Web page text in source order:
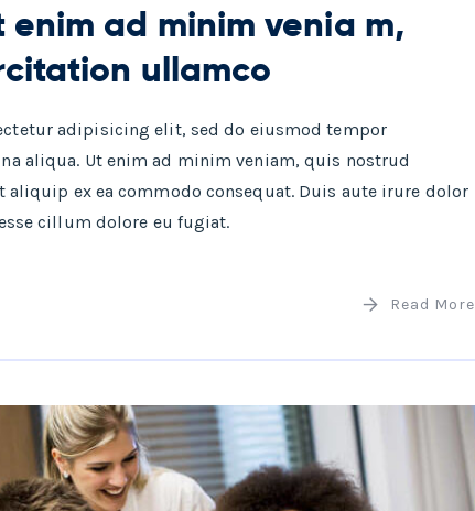
ad minim venia m,
ullamco
adipisicing elit, sed do eiusmod tempor
aliqua. Ut enim ad minim veniam, quis nostrud
ex ea commodo consequat. Duis aute irure dolor
cillum dolore eu fugiat.
Read More